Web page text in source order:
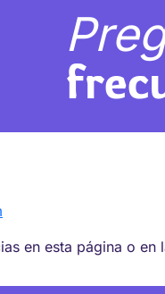
en esta página o en